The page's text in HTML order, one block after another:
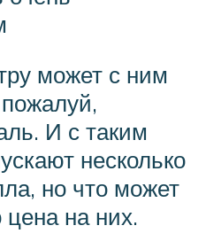
может с ним
И с таким
несколько
но что может
цена на них.